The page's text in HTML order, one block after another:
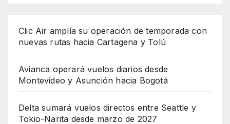
Clic Air amplía su operación de temporada con
nuevas rutas hacia Cartagena y Tolú
Avianca operará vuelos diarios desde
Montevideo y Asunción hacia Bogotá
Delta sumará vuelos directos entre Seattle y
Tokio-Narita desde marzo de 2027